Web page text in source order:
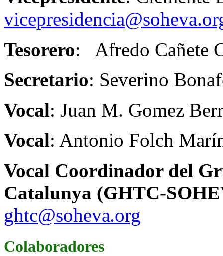
Tesorero: Afredo Cañete
Secretario: Severino
Vocal: Juan M. Gomez
Vocal: Antonio Folch
Vocal Coordinador del
Catalunya (GHTC-
ghtc@soheva.org
Colaboradores